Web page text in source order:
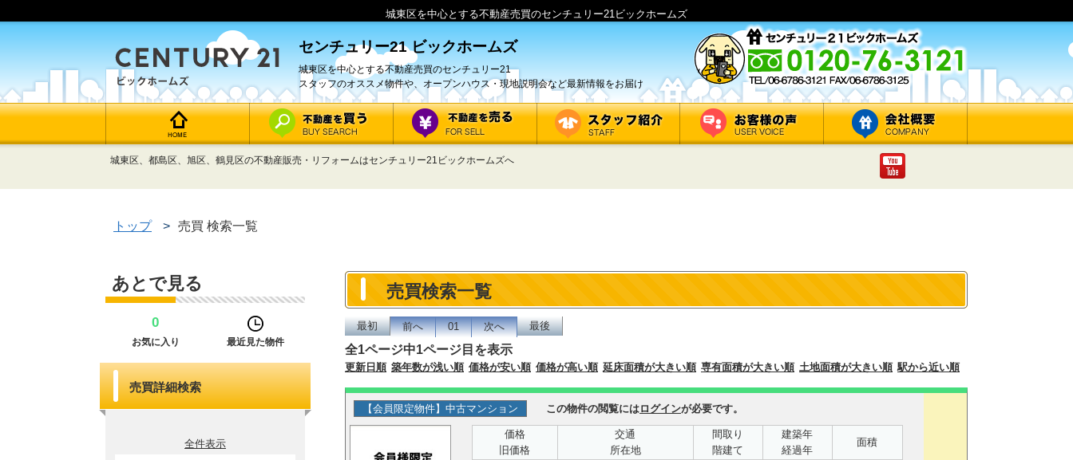
城東区を中心とする不動産売買のセンチュリー21
スタッフのオススメ物件や、オープンハウス・現地説明会など最新情報をお届け
センチュリー21 ビックホームズ
城東区を中心とする不動産売買のセンチュリー21ビックホームズ
城東区、都島区、旭区、鶴見区の不動産販売・リフォームはセンチュリー21ビックホームズへ
トップ > 売買 検索一覧
売買検索一覧
最初 前へ 01 次へ 最後
全1ページ中1ページ目を表示
更新日順 築年数が浅い順 価格が安い順 価格が高い順 延床面積が大きい順 専有面積が大きい順 土地面積が大きい順 駅から近い順
【会員限定物件】中古マンション この物件の閲覧にはログインが必要です。
価格
旧価格
交通
所在地
間取り
階建て
建築年
経過年
面積
あとで見る
0
お気に入り 最近見た物件
売買詳細検索
全件表示